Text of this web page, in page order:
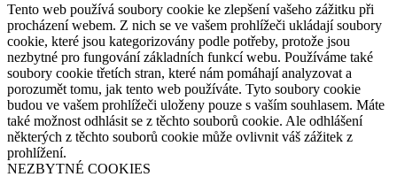
Tento web používá soubory cookie ke zlepšení vašeho zážitku při
procházení webem. Z nich se ve vašem prohlížeči ukládají soubory
cookie, které jsou kategorizovány podle potřeby, protože jsou
nezbytné pro fungování základních funkcí webu. Používáme také
soubory cookie třetích stran, které nám pomáhají analyzovat a
porozumět tomu, jak tento web používáte. Tyto soubory cookie
budou ve vašem prohlížeči uloženy pouze s vaším souhlasem. Máte
také možnost odhlásit se z těchto souborů cookie. Ale odhlášení
některých z těchto souborů cookie může ovlivnit váš zážitek z
prohlížení.
NEZBYTNÉ COOKIES